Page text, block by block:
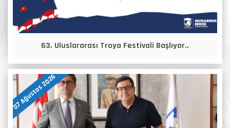
63. Uluslararası Troya Festivali Başlıyor..
07 Ağustos 2026